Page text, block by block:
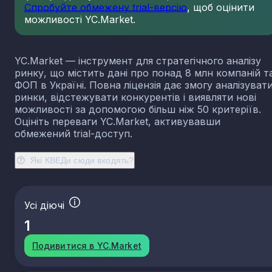
Які КВЕДи сюди входять?
Спробуйте обмежену trial-версію, щоб оцінити
можливості YC.Market.
YC.Market — інструмент для стратегічного аналізу
ринку, що містить дані про понад 8 млн компаній
ФОП в Україні. Повна ліцензія дає змогу
ринки, відстежувати конкурентів і виявляти нові
можливості за допомогою більш ніж 50 критеріїв.
Оцініть переваги YC.Market, активувавши
обмежений trial-доступ.
Усі діючі
1
Подивитися в YC.Market
23.13 Виробництво порожнистого скла
23.14 Виробництво скловолокна
23.20 Виробництво вогнетривких виробів
23.31 Виробництво керамічних плиток і плит
23.32 Виробництво цегли, черепиці та інших
виробів із випаленої глини
Виробництво господарських і декоративних
керамічних виробів
23.42 Виробництво керамічних санітарно-технічних
виробів
23.44 Виробництво інших керамічних виробів
23.49 Виробництво інших керамічних виробів
23.51 Виробництво цементу